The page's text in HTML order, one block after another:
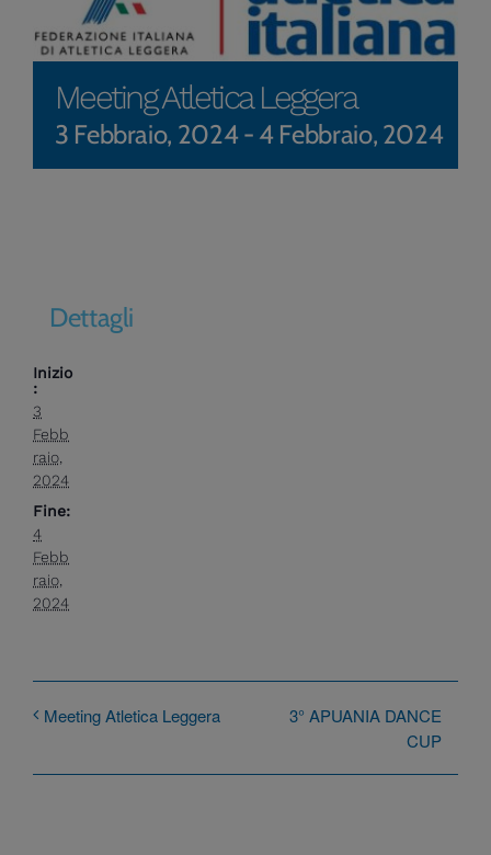
Meeting Atletica Leggera
3 Febbraio, 2024- 4 Febbraio, 2024
Dettagli
Inizio
:
3
Febb
raio,
2024
Fine:
4
Febb
raio,
2024
Meeting Atletica Leggera
3° APUANIA DANCE
CUP